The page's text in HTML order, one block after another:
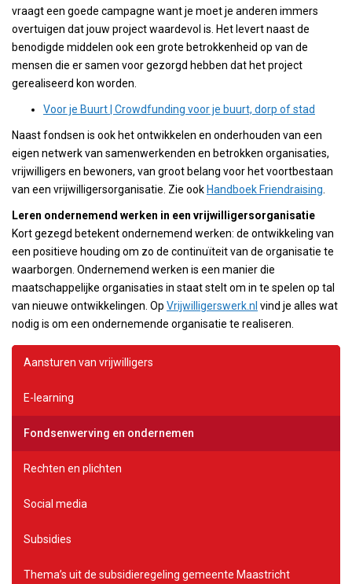
vraagt een goede campagne want je moet je anderen immers
overtuigen dat jouw project waardevol is. Het levert naast de
benodigde middelen ook een grote betrokkenheid op van de
mensen die er samen voor gezorgd hebben dat het project
gerealiseerd kon worden.
Voor je Buurt | Crowdfunding voor je buurt, dorp of stad
Naast fondsen is ook het ontwikkelen en onderhouden van een
eigen netwerk van samenwerkenden en betrokken organisaties,
vrijwilligers en bewoners, van groot belang voor het voortbestaan
van een vrijwilligersorganisatie. Zie ook Handboek Friendraising
Leren ondernemend werken in een vrijwilligersorganisatie
Kort gezegd betekent ondernemend werken: de ontwikkeling van
een positieve houding om zo de continuïteit van de organisatie te
waarborgen. Ondernemend werken is een manier die
maatschappelijke organisaties in staat stelt om in te spelen op tal
van nieuwe ontwikkelingen. Op Vrijwilligerswerk.nl vind je alles wat
nodig is om een ondernemende organisatie te realiseren.
Aansturen van vrijwilligers
E-learning
Fondsenwerving en ondernemen
Rechten en plichten
Social media
Subsidies
Thema’s uit de subsidieregeling gemeente Maastricht